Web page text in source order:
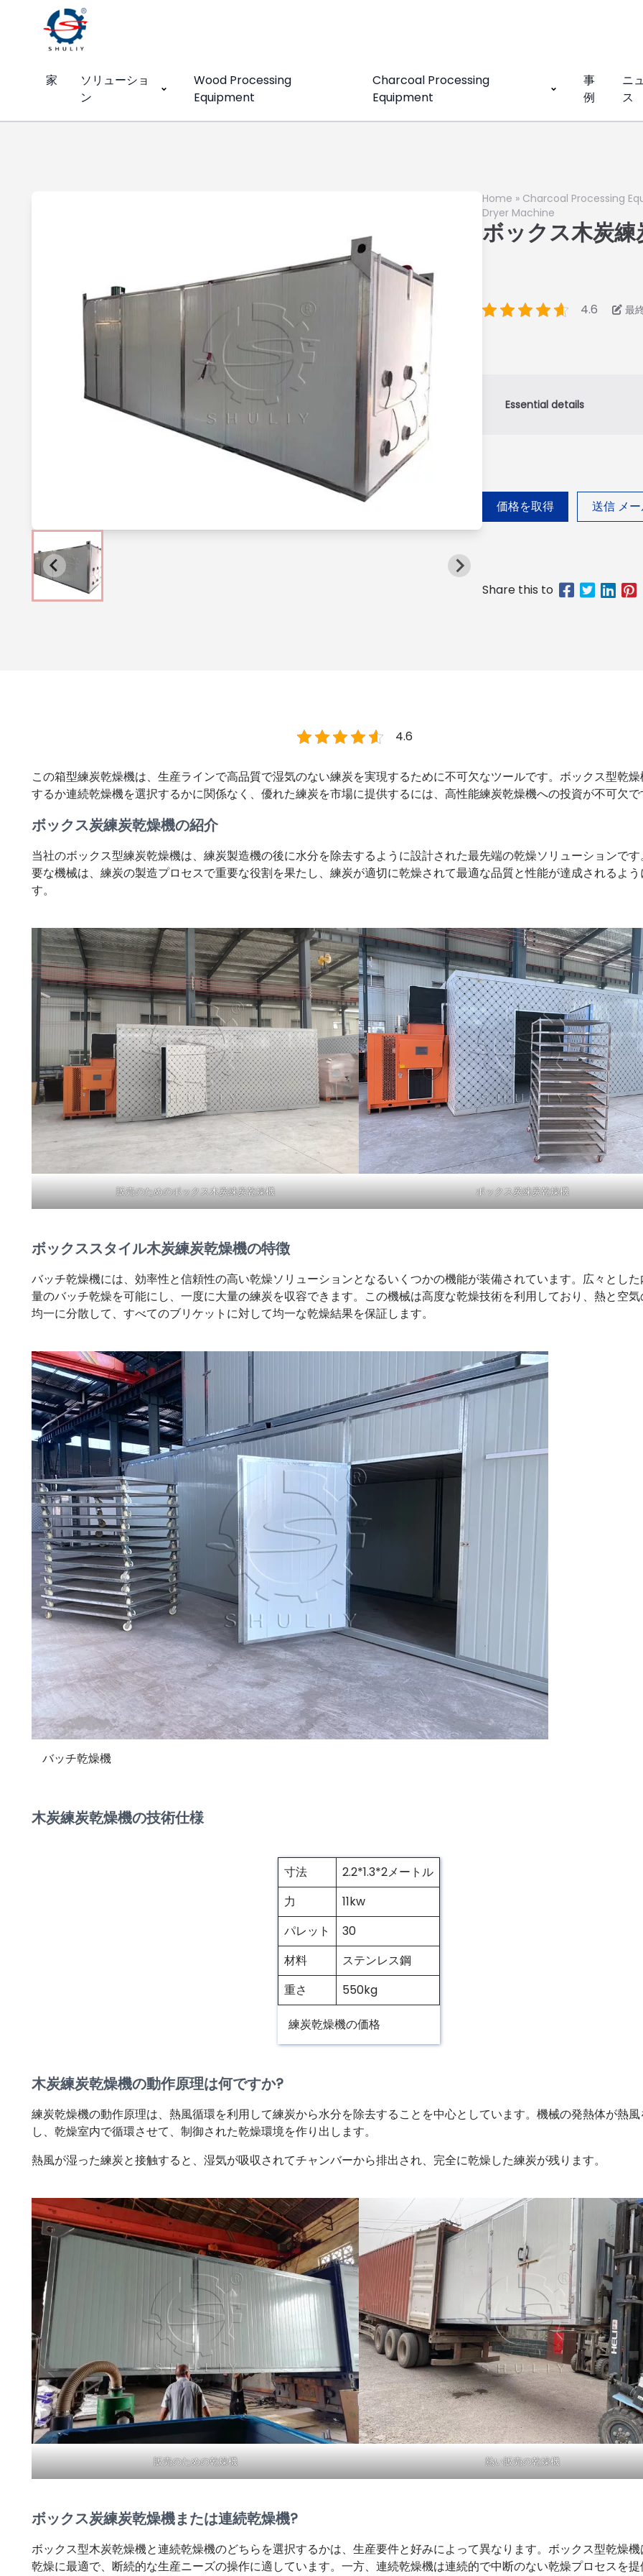
家
ソリューショ
ン
Wood Processing
Equipment
Charcoal Processing
Equipment
事
例
ニ
ス
Home » Charcoal Processing
Dryer Machine
ボックス木炭練
4.6 最
価格を取得 送信 メ
4.6
この箱型練炭乾燥機は、生産ラインで高品質で湿気のない練炭を実現するために不可欠なツールです。ボックス型乾
するか連続乾燥機を選択するかに関係なく、優れた練炭を市場に提供するには、高性能練炭乾燥機への投資が不可欠
ボックス炭練炭乾燥機の紹介
当社のボックス型練炭乾燥機は、練炭製造機の後に水分を除去するように設計された最先端の乾燥ソリューションで
要な機械は、練炭の製造プロセスで重要な役割を果たし、練炭が適切に乾燥されて最適な品質と性能が達成されるよ
す。
販売のためのボックス木炭練炭乾燥機 ボックス炭練炭乾燥機
ボックススタイル木炭練炭乾燥機の特徴
バッチ乾燥機には、効率性と信頼性の高い乾燥ソリューションとなるいくつかの機能が装備されています。広々とし
量のバッチ乾燥を可能にし、一度に大量の練炭を収容できます。この機械は高度な乾燥技術を利用しており、熱と空
均一に分散して、すべてのブリケットに対して均一な乾燥結果を保証します。
バッチ乾燥機
木炭練炭乾燥機の技術仕様
寸法
2.2*1.3*2メートル
力
11kw
パレット
30
材料
ステンレス鋼
重さ
550kg
練炭乾燥機の価格
木炭練炭乾燥機の動作原理は何ですか?
練炭乾燥機の動作原理は、熱風循環を利用して練炭から水分を除去することを中心としています。機械の発熱体が熱
し、乾燥室内で循環させて、制御された乾燥環境を作り出します。
熱風が湿った練炭と接触すると、湿気が吸収されてチャンバーから排出され、完全に乾燥した練炭が残ります。
販売のための乾燥機 熱い販売の乾燥機
ボックス炭練炭乾燥機または連続乾燥機?
ボックス型木炭乾燥機と連続乾燥機のどちらを選択するかは、生産要件と好みによって異なります。ボックス型乾燥
乾燥に最適で、断続的な生産ニーズの操作に適しています。一方、連続乾燥機は連続的で中断のない乾燥プロセスを